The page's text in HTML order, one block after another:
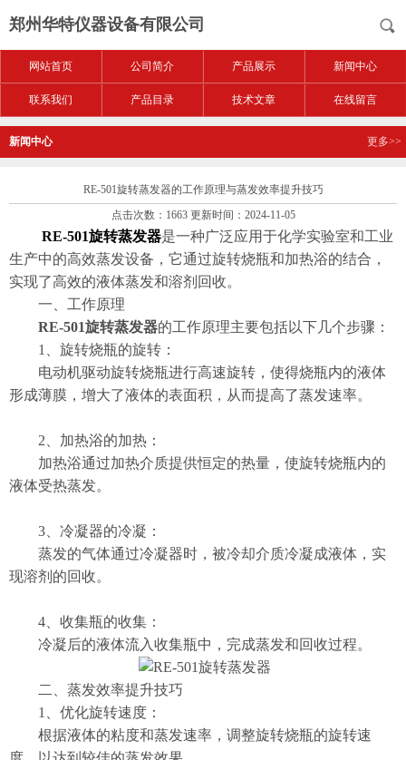
郑州华特仪器设备有限公司
网站首页 公司简介 产品展示 新闻中心
联系我们 产品目录 技术文章 在线留言
新闻中心 更多>>
RE-501旋转蒸发器的工作原理与蒸发效率提升技巧
点击次数：1663 更新时间：2024-11-05
RE-501旋转蒸发器是一种广泛应用于化学实验室和工业
生产中的高效蒸发设备，它通过旋转烧瓶和加热浴的结合，
实现了高效的液体蒸发和溶剂回收。
一、工作原理
RE-501旋转蒸发器的工作原理主要包括以下几个步骤：
1、旋转烧瓶的旋转：
电动机驱动旋转烧瓶进行高速旋转，使得烧瓶内的液体
形成薄膜，增大了液体的表面积，从而提高了蒸发速率。
2、加热浴的加热：
加热浴通过加热介质提供恒定的热量，使旋转烧瓶内的
液体受热蒸发。
3、冷凝器的冷凝：
蒸发的气体通过冷凝器时，被冷却介质冷凝成液体，实
现溶剂的回收。
4、收集瓶的收集：
冷凝后的液体流入收集瓶中，完成蒸发和回收过程。
二、蒸发效率提升技巧
1、优化旋转速度：
根据液体的粘度和蒸发速率，调整旋转烧瓶的旋转速